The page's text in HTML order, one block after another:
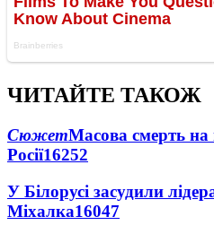
ЧИТАЙТЕ ТАКОЖ
СюжетМасова смерть
Росії16252
У Білорусі засудили
Міхалка16047